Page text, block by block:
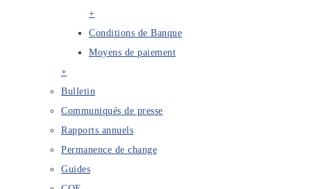
+
Conditions de Banque
Moyens de paiement
+
Bulletin
Communiqués de presse
Rapports annuels
Permanence de change
Guides